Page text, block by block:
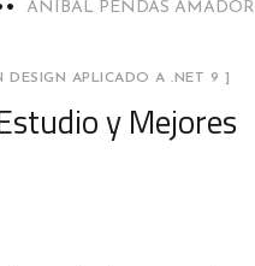
ANIBAL PENDÁS AMADOR
DESIGN APLICADO A .NET 9 ]
y Mejores